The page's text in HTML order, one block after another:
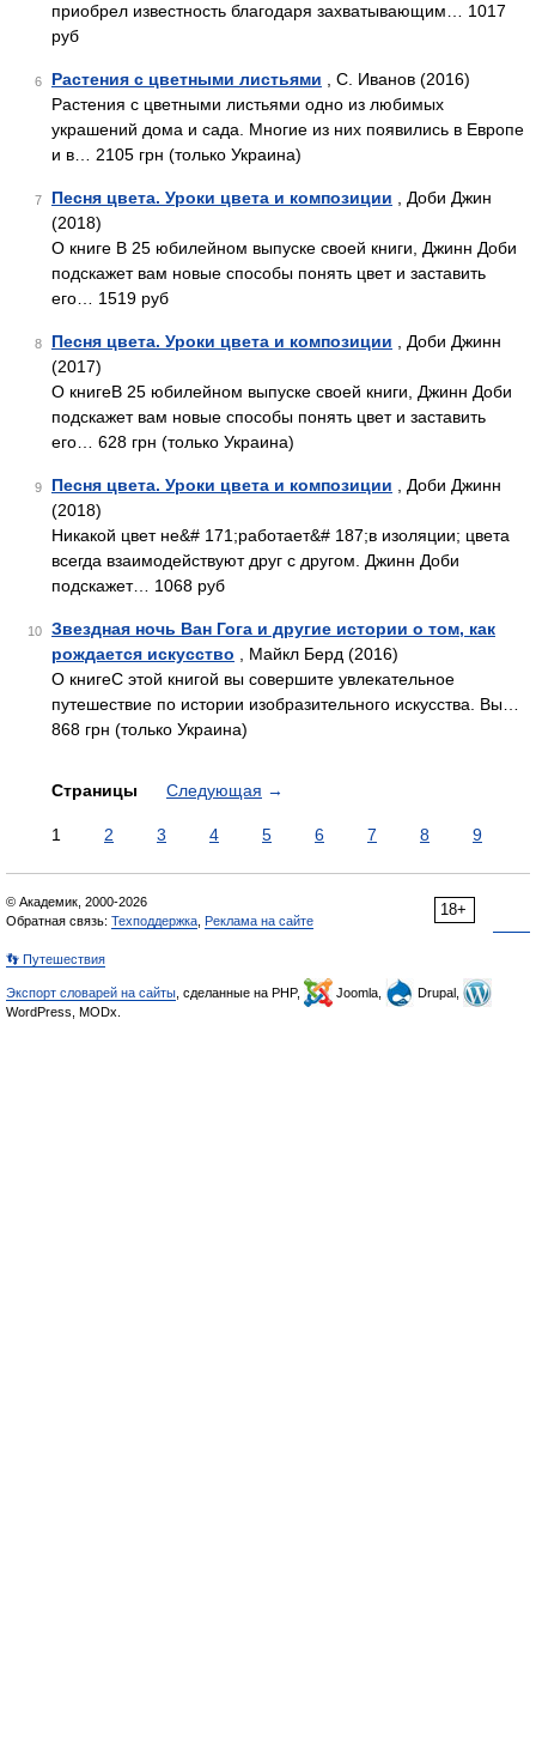
приобрел известность благодаря захватывающим… 1017
руб
6 Растения с цветными листьями , С. Иванов (2016)
Растения с цветными листьями одно из любимых
украшений дома и сада. Многие из них появились в Европе
и в… 2105 грн (только Украина)
7 Песня цвета. Уроки цвета и композиции , Доби Джин
(2018)
О книге В 25 юбилейном выпуске своей книги, Джинн Доби
подскажет вам новые способы понять цвет и заставить
его… 1519 руб
8 Песня цвета. Уроки цвета и композиции , Доби Джинн
(2017)
О книгеВ 25 юбилейном выпуске своей книги, Джинн Доби
подскажет вам новые способы понять цвет и заставить
его… 628 грн (только Украина)
9 Песня цвета. Уроки цвета и композиции , Доби Джинн
(2018)
Никакой цвет не&# 171;работает&# 187;в изоляции; цвета
всегда взаимодействуют друг с другом. Джинн Доби
подскажет… 1068 руб
10
Звездная ночь Ван Гога и другие истории о том, как
рождается искусство , Майкл Берд (2016)
О книгеС этой книгой вы совершите увлекательное
путешествие по истории изобразительного искусства. Вы…
868 грн (только Украина)
Страницы Следующая →
1 2 3 4 5 6 7 8 9
18+
© Академик, 2000-2026
Обратная связь: Техподдержка Реклама на сайте
👣 Путешествия
Экспорт словарей на сайты , сделанные на PHP, Joomla,
Drupal,
WordPress, MODx.